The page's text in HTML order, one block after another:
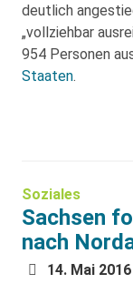
deutlich
„vollziehbar
954 Personen
Staaten.
Soziales
Sachsen
nach
14. Mai 2016